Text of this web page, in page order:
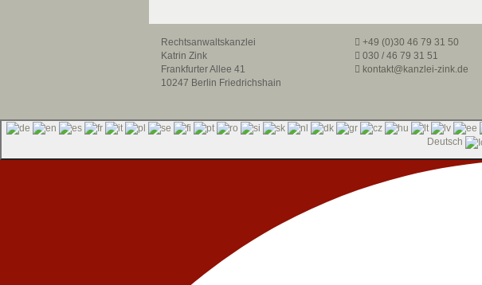
Rechtsanwaltskanzlei
Katrin Zink
Frankfurter Allee 41
10247 Berlin Friedrichshain
+49 (0)30 46 79 31 50
030 / 46 79 31 51
kontakt@kanzlei-zink.de
Deutsch